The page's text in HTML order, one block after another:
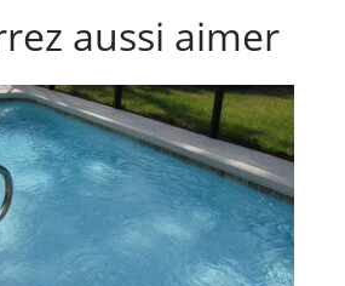
aussi aimer